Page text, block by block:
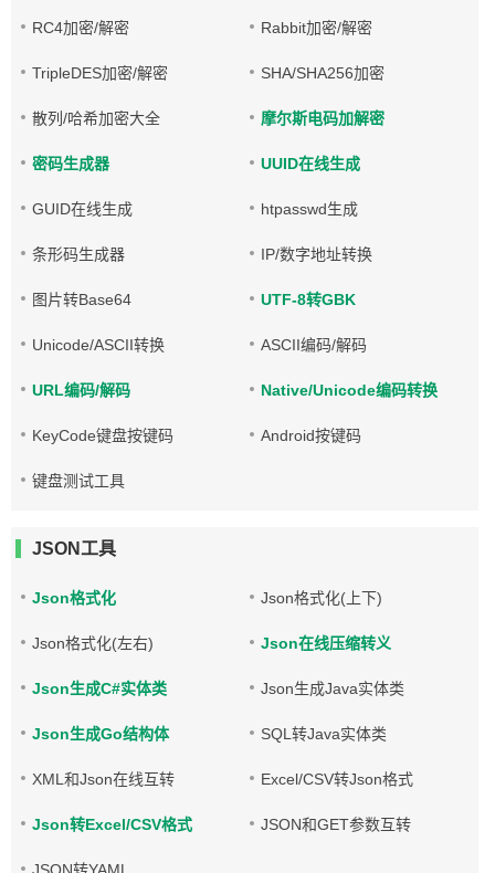
RC4加密/解密 Rabbit加密/解密
TripleDES加密/解密 SHA/SHA256加密
散列/哈希加密大全 摩尔斯电码加解密
密码生成器 UUID在线生成
GUID在线生成 htpasswd生成
条形码生成器 IP/数字地址转换
图片转Base64 UTF-8转GBK
Unicode/ASCII转换 ASCII编码/解码
URL编码/解码 Native/Unicode编码转换
KeyCode键盘按键码 Android按键码
键盘测试工具
JSON工具
Json格式化 Json格式化(上下)
Json格式化(左右) Json在线压缩转义
Json生成C#实体类 Json生成Java实体类
Json生成Go结构体 SQL转Java实体类
XML和Json在线互转 Excel/CSV转Json格式
Json转Excel/CSV格式 JSON和GET参数互转